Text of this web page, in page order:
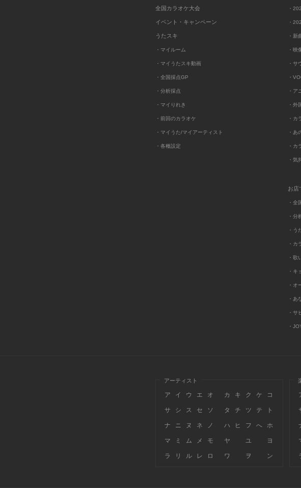
全国カラオケ大会
イベント・キャンペーン
うたスキ
・マイルーム
・マイうたスキ動画
・全国採点GP
・分析採点
・マイりれき
・前回のカラオケ
・マイうた/マイアーティスト
・各種設定
・
・
・新
・映
・サ
・
・ア
・外
・カ
・あ
・カ
・気
お店
・全
・分
・う
・カ
・歌
・キ
・オ
・あ
・サ
・
アーティスト
ア イ ウ エ オ カ キ ク ケ コ
サ シ ス セ ソ タ チ ツ テ ト
ナ ニ ヌ ネ ノ ハ ヒ フ へ ホ
マ ミ ム メ モ ヤ ユ ヨ
ラ リ ル レ ロ ワ ヲ ン